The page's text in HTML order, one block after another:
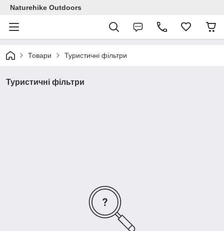
Naturehike Outdoors
Товари Туристичні фільтри
Туристичні фільтри